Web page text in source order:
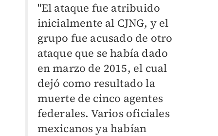
"El ataque fue atribuido
inicialmente al CJNG, y el
grupo fue acusado de otro
ataque que se había dado
en marzo de 2015, el cual
dejó como resultado la
muerte de cinco agentes
federales. Varios oficiales
mexicanos ya habían